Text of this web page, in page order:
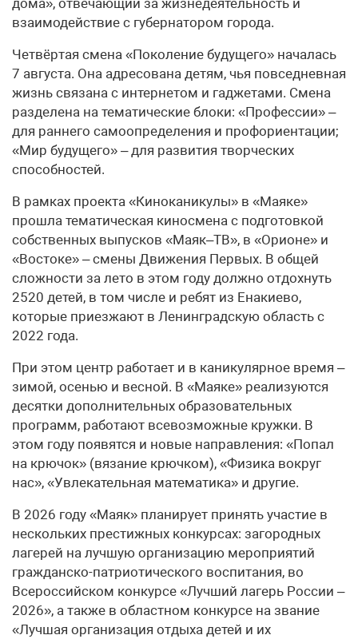
взаимодействие с губернатором города.
Четвёртая смена «Поколение будущего» началась
7 августа. Она адресована детям, чья повседневная
жизнь связана с интернетом и гаджетами. Смена
разделена на тематические блоки: «Профессии» –
для раннего самоопределения и профориентации;
«Мир будущего» – для развития творческих
способностей.
В рамках проекта «Киноканикулы» в «Маяке»
прошла тематическая киносмена с подготовкой
собственных выпусков «Маяк–ТВ», в «Орионе» и
«Востоке» – смены Движения Первых. В общей
сложности за лето в этом году должно отдохнуть
2520 детей, в том числе и ребят из Енакиево,
которые приезжают в Ленинградскую область с
2022 года.
При этом центр работает и в каникулярное время –
зимой, осенью и весной. В «Маяке» реализуются
десятки дополнительных образовательных
программ, работают всевозможные кружки. В
этом году появятся и новые направления: «Попал
на крючок» (вязание крючком), «Физика вокруг
нас», «Увлекательная математика» и другие.
В 2026 году «Маяк» планирует принять участие в
нескольких престижных конкурсах: загородных
лагерей на лучшую организацию мероприятий
гражданско-патриотического воспитания, во
Всероссийском конкурсе «Лучший лагерь России –
2026», а также в областном конкурсе на звание
«Лучшая организация отдыха детей и их